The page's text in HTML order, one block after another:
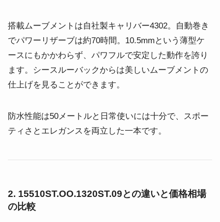
搭載ムーブメントは自社製キャリバー4302。自動巻き
でパワーリザーブは約70時間。10.5mmという薄型ケ
ースにもかかわらず、パワフルで安定した動作を誇り
ます。シースルーバックからは美しいムーブメントの
仕上げを見ることができます。
防水性能は50メートルと日常使いには十分で、スポー
ティさとエレガンスを両立した一本です。
2. 15510ST.OO.1320ST.09との違いと価格相場
の比較